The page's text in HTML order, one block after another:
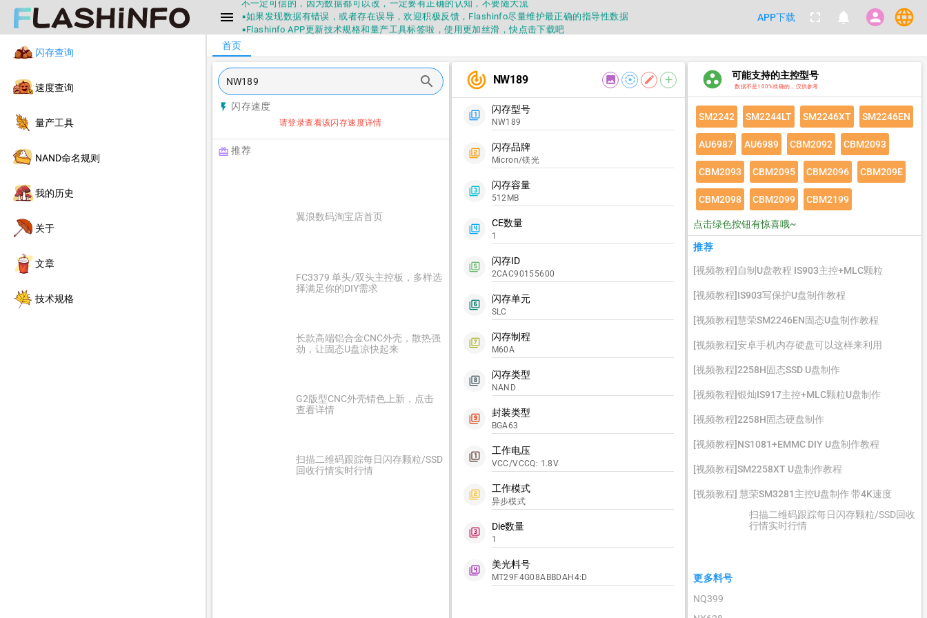
menu
▪如果发现数据有错误，或者存在误导，欢迎积极反馈，Flashinfo尽量维护最正确的指导性数据
▪Flashinfo APP更新技术规格和量产工具标签啦，使用更加丝滑，快点击下载吧
▪兄弟们没事不要乱下载量产工具，过分了下载服务会暂停一段时间才能恢复
▪Flashinfo提供的所有数据仅供参考，DIY本来就有不确定性，任何第三方工具提供的数据都不要100%相信，包括量产工具都
不一定可信的，因为数据都可以改，一定要有正确的认知，不要随大流
▪如果发现数据有错误，或者存在误导，欢迎积极反馈，Flashinfo尽量维护最正确的指导性数据
▪Flashinfo APP更新技术规格和量产工具标签啦，使用更加丝滑，快点击下载吧
APP下载 fullscreen notifications person language
闪存查询
速度查询
量产工具
NAND命名规则
我的历史
关于
文章
技术规格
search
flash_on 闪存速度
请登录查看该闪存速度详情
redeem 推荐
翼浪数码淘宝店首页
FC3379 单头/双头主控板，多样选
择满足你的DIY需求
长款高端铝合金CNC外壳，散热强
劲，让固态U盘凉快起来
G2版型CNC外壳锖色上新，点击
查看详情
扫描二维码跟踪每日闪存颗粒/SSD
回收行情实时行情
track_changes NW189 image filter_tilt_shift edit add
filter_1
闪存型号
NW189
filter_2
闪存品牌
Micron/镁光
filter_3
闪存容量
512MB
filter_4
CE数量
1
filter_5
闪存ID
2CAC90155600
filter_6
闪存单元
SLC
filter_7
闪存制程
M60A
filter_8
闪存类型
NAND
filter_9
封装类型
BGA63
filter_1
工作电压
VCC/VCCQ: 1.8V
filter_2
工作模式
异步模式
filter_3
Die数量
1
filter_4
美光料号
MT29F4G08ABBDAH4:D
group_work 可能支持的主控型号
数据不是100%准确的，仅供参考
SM2242 SM2244LT SM2246XT SM2246EN
AU6987 AU6989 CBM2092 CBM2093
CBM2093 CBM2095 CBM2096 CBM209E
CBM2098 CBM2099 CBM2199
点击绿色按钮有惊喜哦~
推荐
[视频教程]自制U盘教程 IS903主控+MLC颗粒
[视频教程]IS903写保护U盘制作教程
[视频教程]慧荣SM2246EN固态U盘制作教程
[视频教程]安卓手机内存硬盘可以这样来利用
[视频教程]2258H固态SSD U盘制作
[视频教程]银灿IS917主控+MLC颗粒U盘制作
[视频教程]2258H固态硬盘制作
[视频教程]NS1081+EMMC DIY U盘制作教程
[视频教程]SM2258XT U盘制作教程
[视频教程] 慧荣SM3281主控U盘制作 带4K速度
扫描二维码跟踪每日闪存颗粒/SSD回收
行情实时行情
更多料号
NQ399
首页